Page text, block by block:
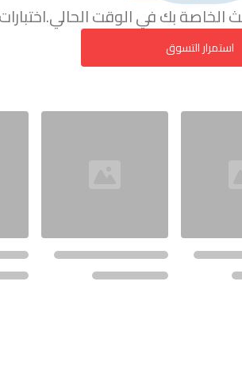
الخاصة بك في الوقت الحالي.اختبارات
استمرار التسوق